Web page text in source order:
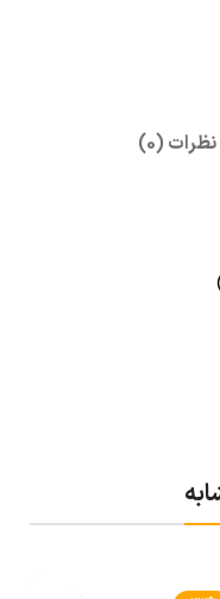
نظرات (0)